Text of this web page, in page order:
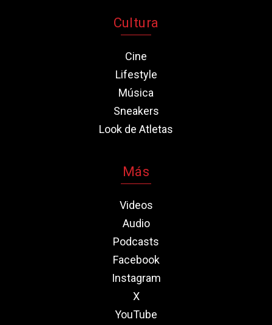
Cultura
Cine
Lifestyle
Música
Sneakers
Look de Atletas
Más
Videos
Audio
Podcasts
Facebook
Instagram
X
YouTube